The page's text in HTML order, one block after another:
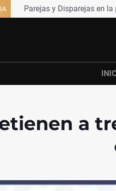
Parejas y Disparejas en
a